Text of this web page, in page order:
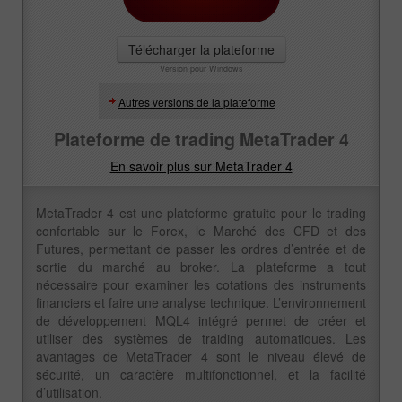
Télécharger la plateforme
Version pour Windows
Autres versions de la plateforme
Plateforme de trading MetaTrader 4
En savoir plus sur MetaTrader 4
MetaTrader 4 est une plateforme gratuite pour le trading
confortable sur le Forex, le Marché des CFD et des
Futures, permettant de passer les ordres d’entrée et de
sortie du marché au broker. La plateforme a tout
nécessaire pour examiner les cotations des instruments
financiers et faire une analyse technique. L’environnement
de développement MQL4 intégré permet de créer et
utiliser des systèmes de traiding automatiques. Les
avantages de MetaTrader 4 sont le niveau élevé de
sécurité, un caractère multifonctionnel, et la facilité
d’utilisation.